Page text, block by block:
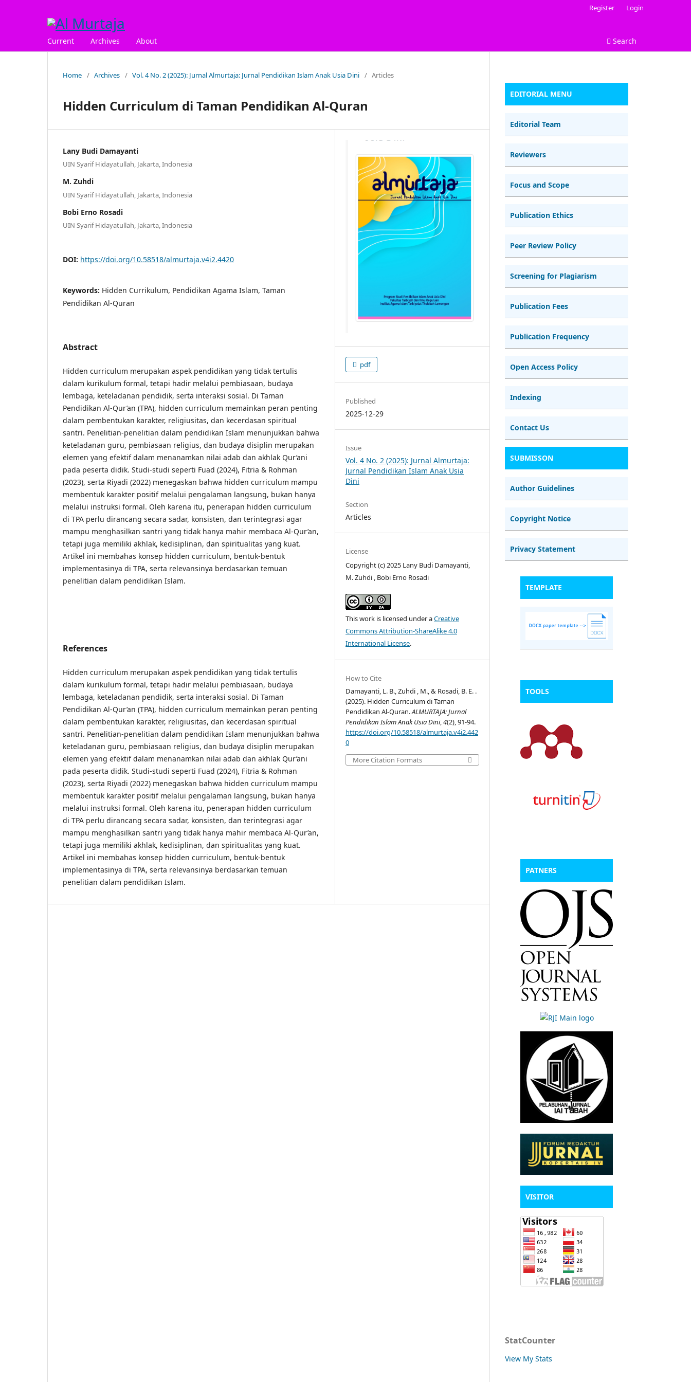
Current Archives About Search
Register Login
Home / Archives / Vol. 4 No. 2 (2025): Jurnal Almurtaja: Jurnal Pendidikan Islam Anak Usia Dini / Articles
Hidden Curriculum di Taman Pendidikan Al-Quran
Lany Budi Damayanti
UIN Syarif Hidayatullah, Jakarta, Indonesia
M. Zuhdi
UIN Syarif Hidayatullah, Jakarta, Indonesia
Bobi Erno Rosadi
UIN Syarif Hidayatullah, Jakarta, Indonesia
DOI: https://doi.org/10.58518/almurtaja.v4i2.4420
Keywords: Hidden Currikulum, Pendidikan Agama Islam, Taman
Pendidikan Al-Quran
Abstract
Hidden curriculum merupakan aspek pendidikan yang tidak tertulis
dalam kurikulum formal, tetapi hadir melalui pembiasaan, budaya
lembaga, keteladanan pendidik, serta interaksi sosial. Di Taman
Pendidikan Al-Qur’an (TPA), hidden curriculum memainkan peran penting
dalam pembentukan karakter, religiusitas, dan kecerdasan spiritual
santri. Penelitian-penelitian dalam pendidikan Islam menunjukkan bahwa
keteladanan guru, pembiasaan religius, dan budaya disiplin merupakan
elemen yang efektif dalam menanamkan nilai adab dan akhlak Qur’ani
pada peserta didik. Studi-studi seperti Fuad (2024), Fitria & Rohman
(2023), serta Riyadi (2022) menegaskan bahwa hidden curriculum mampu
membentuk karakter positif melalui pengalaman langsung, bukan hanya
melalui instruksi formal. Oleh karena itu, penerapan hidden curriculum
di TPA perlu dirancang secara sadar, konsisten, dan terintegrasi agar
mampu menghasilkan santri yang tidak hanya mahir membaca Al-Qur’an,
tetapi juga memiliki akhlak, kedisiplinan, dan spiritualitas yang kuat.
Artikel ini membahas konsep hidden curriculum, bentuk-bentuk
implementasinya di TPA, serta relevansinya berdasarkan temuan
penelitian dalam pendidikan Islam.
References
Hidden curriculum merupakan aspek pendidikan yang tidak tertulis
dalam kurikulum formal, tetapi hadir melalui pembiasaan, budaya
lembaga, keteladanan pendidik, serta interaksi sosial. Di Taman
Pendidikan Al-Qur’an (TPA), hidden curriculum memainkan peran penting
dalam pembentukan karakter, religiusitas, dan kecerdasan spiritual
santri. Penelitian-penelitian dalam pendidikan Islam menunjukkan bahwa
keteladanan guru, pembiasaan religius, dan budaya disiplin merupakan
elemen yang efektif dalam menanamkan nilai adab dan akhlak Qur’ani
pada peserta didik. Studi-studi seperti Fuad (2024), Fitria & Rohman
(2023), serta Riyadi (2022) menegaskan bahwa hidden curriculum mampu
membentuk karakter positif melalui pengalaman langsung, bukan hanya
melalui instruksi formal. Oleh karena itu, penerapan hidden curriculum
di TPA perlu dirancang secara sadar, konsisten, dan terintegrasi agar
mampu menghasilkan santri yang tidak hanya mahir membaca Al-Qur’an,
tetapi juga memiliki akhlak, kedisiplinan, dan spiritualitas yang kuat.
Artikel ini membahas konsep hidden curriculum, bentuk-bentuk
implementasinya di TPA, serta relevansinya berdasarkan temuan
penelitian dalam pendidikan Islam.
pdf
Published
2025-12-29
Issue
Vol. 4 No. 2 (2025): Jurnal Almurtaja:
Jurnal Pendidikan Islam Anak Usia
Dini
Section
Articles
License
Copyright (c) 2025 Lany Budi Damayanti,
M. Zuhdi , Bobi Erno Rosadi
This work is licensed under aCreative
Commons Attribution-ShareAlike 4.0
International License.
How to Cite
Damayanti, L. B., Zuhdi , M., & Rosadi, B. E. .
(2025). Hidden Curriculum di Taman
Pendidikan Al-Quran.ALMURTAJA: Jurnal
Pendidikan Islam Anak Usia Dini,4(2), 91-94.
https://doi.org/10.58518/almurtaja.v4i2.442
0
More Citation Formats
EDITORIAL MENU
Editorial Team
Reviewers
Focus and Scope
Publication Ethics
Peer Review Policy
Screening for Plagiarism
Publication Fees
Publication Frequency
Open Access Policy
Indexing
Contact Us
SUBMISSON
Author Guidelines
Copyright Notice
Privacy Statement
TEMPLATE
TOOLS
PATNERS
VISITOR
StatCounter
View My Stats